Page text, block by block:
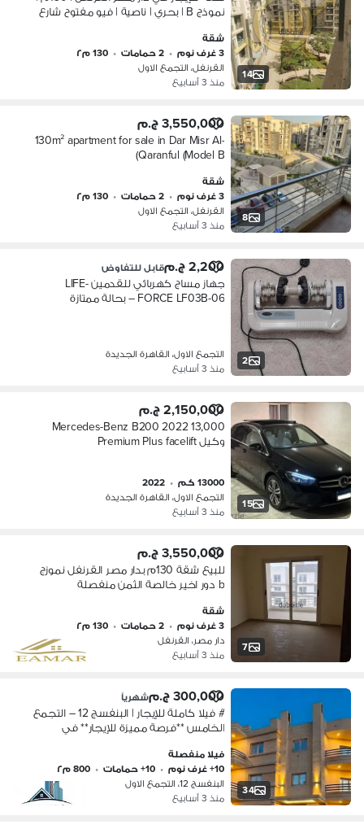
14
نموذج B | بحري | ناصية | فيو مفتوح شارع
شقة
3 غرف نوم
• 2 حمامات • 130 م٢
القرنفل، التجمع الاول
منذ 3 أسابيع
8
3,550,000 ج.م
130m² apartment for sale in Dar Misr Al-
Qaranful (Model B)
شقة
3 غرف نوم
• 2 حمامات • 130 م٢
القرنفل، التجمع الاول
منذ 3 أسابيع
2
2,200 ج.م قابل للتفاوض
جهاز مساج كهربائي للقدمين LIFE-
FORCE LF03B-06 – بحالة ممتازة
التجمع الاول، القاهرة الجديدة
منذ 3 أسابيع
15
2,150,000 ج.م
Mercedes-Benz B200 2022 13,000
وكيل Premium Plus facelift
13000 كم •
2022
التجمع الاول، القاهرة الجديدة
منذ 3 أسابيع
7
3,550,000 ج.م
للبيع شقة 130م بدار مصر القرنفل نموزج
b دور اخير خالصة الثمن منفصلة
شقة
3 غرف نوم
• 2 حمامات • 130 م٢
دار مصر، القرنفل
منذ 3 أسابيع
34
300,000 ج.م شهرياً
# فيلا كاملة للإيجار | البنفسج 12 – التجمع
الخامس **فرصة مميزة للإيجار** في
الخامس، مناسبة للشركات، السفارات،
فيلا منفصلة
10+ غرف نوم
• 10+ حمامات • 800 م٢
البنفسج 12، التجمع الاول
منذ 3 أسابيع